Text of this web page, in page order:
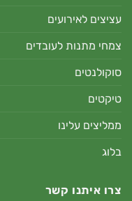
עציצים לאירועים
צמחי מתנות לעובדים
סוקולנטים
טיקטים
ממליצים עלינו
בלוג
צרו איתנו קשר